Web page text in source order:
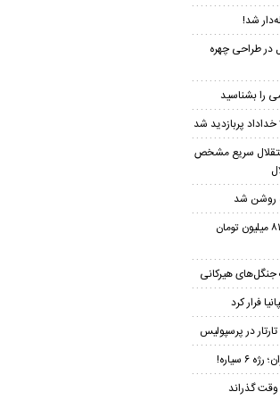
شد!
در طراحی چهره
را بشناسید
سریع مشخص
روشن شد
اجاره این کلبه در شمال شبی ۸۱ میلیون تومان
جنگل‌های هیرکانی
فرار کرد
در پرسپولیس
سیاره!
وقت گذراند